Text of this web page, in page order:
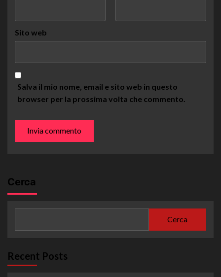
Sito web
Salva il mio nome, email e sito web in questo
browser per la prossima volta che commento.
Cerca
Cerca
Recent Posts